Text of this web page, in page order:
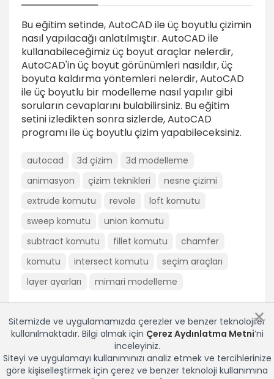
5dk
Presspull komutu ile kesim işlemi
5dk
Union komutu
2dk
Subtract komutu
1dk
1dk
Fillet ve chamfer komutları
4dk
Seçim araçları
5dk
Layer ayarlari
1dk
Üç boyutlu görünümler
5dk
Mekanik Parça Modelleme
Mekanik parça modelleme 1
Bu eğitim setinde, AutoCAD ile üç boyutlu çizimin
nasıl yapılacağı anlatılmıştır. AutoCAD ile
kullanabileceğimiz üç boyut araçlar nelerdir,
AutoCAD'in üç boyut görünümleri nasıldır, üç
boyuta kaldırma yöntemleri nelerdir, AutoCAD
ile üç boyutlu bir modelleme nasıl yapılır gibi
soruların cevaplarını bulabilirsiniz. Bu eğitim
setini izledikten sonra sizlerde, AutoCAD
programı ile üç boyutlu çizim yapabileceksiniz.
autocad 3d çizim
3d modelleme
animasyon
çizim teknikleri
nesne çizimi
extrude komutu
revole
loft komutu
sweep komutu
union komutu
subtract komutu
fillet komutu
chamfer
komutu
intersect komutu
seçim araçları
layer ayarları
mimari modelleme
×
Sitemizde ve uygulamamızda çerezler ve benzer teknolojiler
kullanılmaktadır. Bilgi almak için Çerez Aydınlatma Metni’ni
inceleyiniz.
Siteyi ve uygulamayı kullanımınızı analiz etmek ve tercihlerinize
göre kişiselleştirmek için çerez ve benzer teknoloji kullanımına